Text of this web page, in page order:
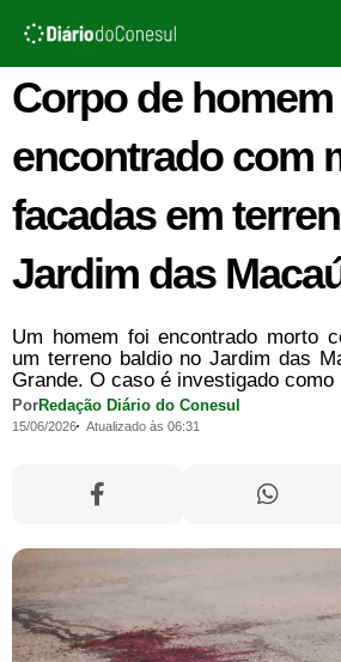
para
conteúdo
Corpo de homem
encontrado com
facadas em
Jardim das
Um homem foi encontrado morto
um terreno baldio no Jardim das
Grande. O caso é investigado
PorRedação Diário do Conesul
15/06/2026 Atualizado às 06:31